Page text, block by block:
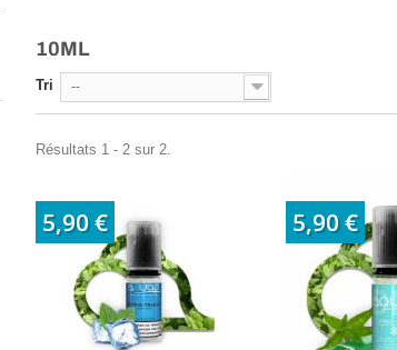
10ML
Tri --
Résultats 1 - 2 sur 2.
5,90 € 5,90 €